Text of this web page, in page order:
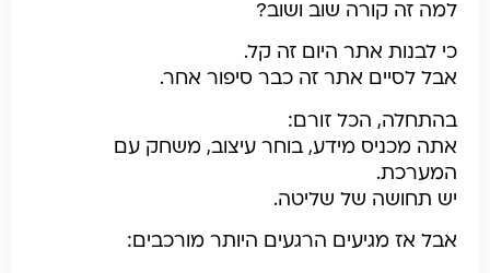
למה זה קורה שוב ושוב?
כי לבנות אתר היום זה קל.
אבל לסיים אתר זה כבר סיפור אחר.
בהתחלה, הכל זורם:
אתה מכניס מידע, בוחר עיצוב, משחק עם
המערכת.
יש תחושה של שליטה.
אבל אז מגיעים הרגעים היותר מורכבים: